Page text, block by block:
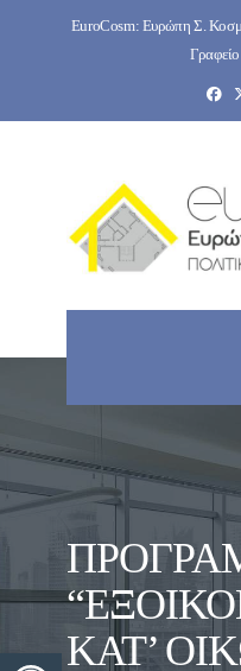
EuroCosm: Ευρώπη Σ.
Γραφείο
ΚΑΤ’